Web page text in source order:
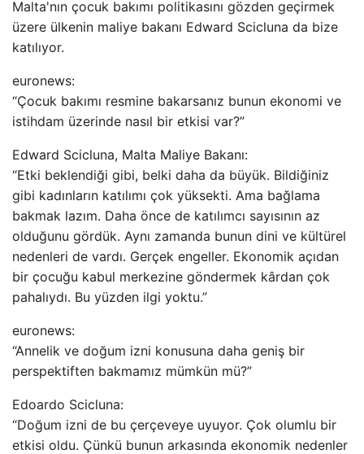
Malta'nın çocuk bakımı politikasını gözden geçirmek
üzere ülkenin maliye bakanı Edward Scicluna da bize
katılıyor.
euronews:
“Çocuk bakımı resmine bakarsanız bunun ekonomi ve
istihdam üzerinde nasıl bir etkisi var?”
Edward Scicluna, Malta Maliye Bakanı:
“Etki beklendiği gibi, belki daha da büyük. Bildiğiniz
gibi kadınların katılımı çok yüksekti. Ama bağlama
bakmak lazım. Daha önce de katılımcı sayısının az
olduğunu gördük. Aynı zamanda bunun dini ve kültürel
nedenleri de vardı. Gerçek engeller. Ekonomik açıdan
bir çocuğu kabul merkezine göndermek kârdan çok
pahalıydı. Bu yüzden ilgi yoktu.”
euronews:
“Annelik ve doğum izni konusuna daha geniş bir
perspektiften bakmamız mümkün mü?”
Edoardo Scicluna:
“Doğum izni de bu çerçeveye uyuyor. Çok olumlu bir
etkisi oldu. Çünkü bunun arkasında ekonomik nedenler